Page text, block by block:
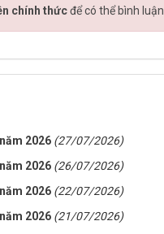
chính thứcđể có thể bình luận
2026 (27/07/2026)
2026 (26/07/2026)
2026 (22/07/2026)
2026 (21/07/2026)